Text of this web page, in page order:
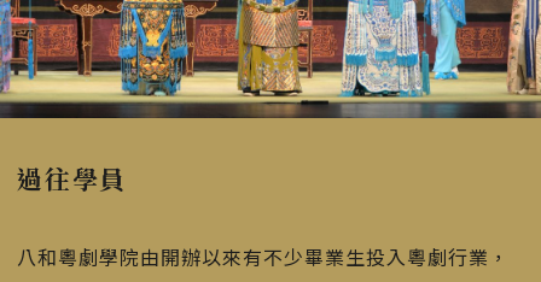
過往學員
八和粵劇學院由開辦以來有不少畢業生投入粵劇行業，